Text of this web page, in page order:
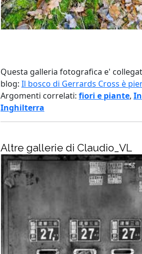
Questa galleria fotografica e'
blog: Il bosco di Gerrards Cross è
Argomenti correlati: fiori e piante,
Inghilterra
Altre gallerie di Claudio_VL